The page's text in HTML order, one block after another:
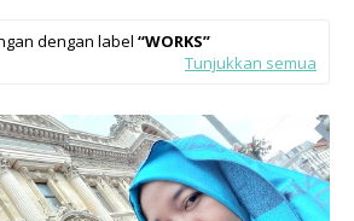
dengan label WORKS
Tunjukkan semua